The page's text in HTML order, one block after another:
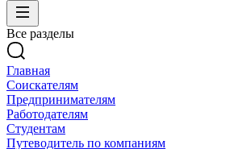
Все разделы
Главная
Соискателям
Предпринимателям
Работодателям
Студентам
Путеводитель по компаниям